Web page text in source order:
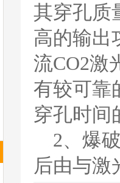
其穿孔质
高的输出
流CO2激
有较可靠
穿孔时间
2、爆
后由与激